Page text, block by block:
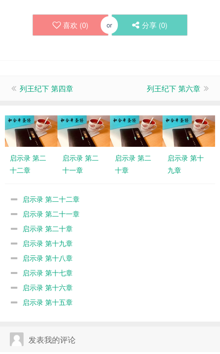
喜欢 (0) or 分享 (0)
列王纪下 第四章 列王纪下 第六章
启示录 第二
十二章
启示录 第二
十一章
启示录 第二
十章
启示录 第十
九章
启示录 第二十二章
启示录 第二十一章
启示录 第二十章
启示录 第十九章
启示录 第十八章
启示录 第十七章
启示录 第十六章
启示录 第十五章
发表我的评论